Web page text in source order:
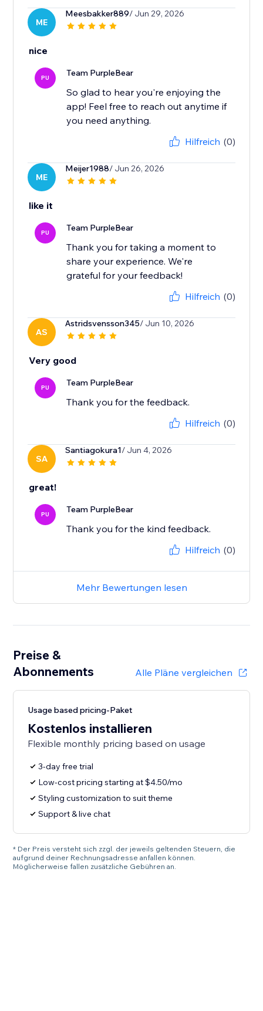
ME
Meesbakker889/ Jun 29, 2026
nice
PU Team PurpleBear
So glad to hear you're enjoying the
app! Feel free to reach out anytime if
you need anything.
Hilfreich (0)
ME
Meijer1988/ Jun 26, 2026
like it
PU Team PurpleBear
Thank you for taking a moment to
share your experience. We're
grateful for your feedback!
Hilfreich (0)
AS
Astridsvensson345/ Jun 10, 2026
Very good
PU Team PurpleBear
Thank you for the feedback.
Hilfreich (0)
SA
Santiagokura1/ Jun 4, 2026
great!
PU Team PurpleBear
Thank you for the kind feedback.
Hilfreich (0)
Mehr Bewertungen lesen
Preise &
Abonnements
Alle Pläne vergleichen
Usage based pricing-Paket
Kostenlos installieren
Flexible monthly pricing based on usage
3-day free trial
Low-cost pricing starting at $4.50/mo
Styling customization to suit theme
Support & live chat
* Der Preis versteht sich zzgl. der jeweils geltenden Steuern, die
aufgrund deiner Rechnungsadresse anfallen können.
Möglicherweise fallen zusätzliche Gebühren an.